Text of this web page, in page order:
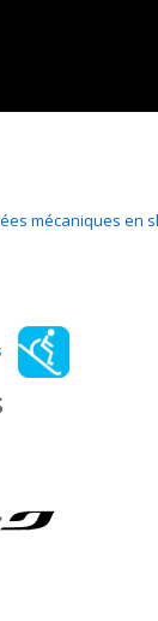
mécaniques en